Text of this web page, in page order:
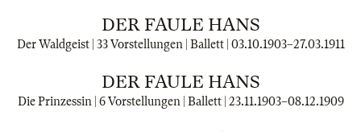
DER FAULE HANS
Der Waldgeist | 33 Vorstellungen | Ballett | 03.10.1903–27.03.1911
DER FAULE HANS
Die Prinzessin | 6 Vorstellungen | Ballett | 23.11.1903–08.12.1909